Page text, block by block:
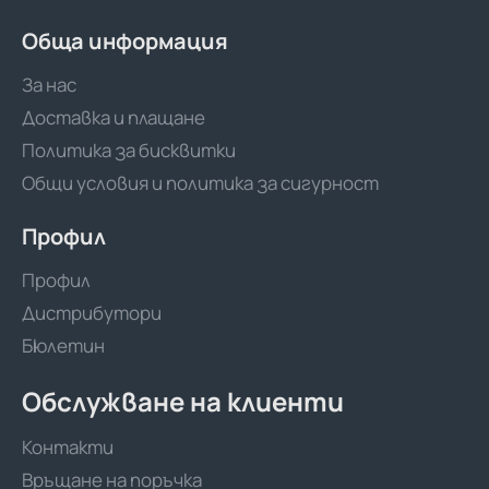
Обща информация
За нас
Доставка и плащане
Политика за бисквитки
Общи условия и политика за сигурност
Профил
Профил
Дистрибутори
Бюлетин
Обслужване на клиенти
Контакти
Връщане на поръчка